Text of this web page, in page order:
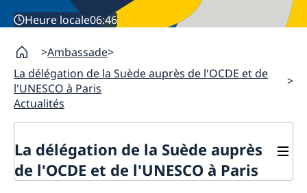
Heure locale06:46
Ambassade
La délégation de la Suède auprès de l'OCDE et de
l'UNESCO à Paris
Actualités
La délégation de la Suède auprès
de l'OCDE et de l'UNESCO à Paris